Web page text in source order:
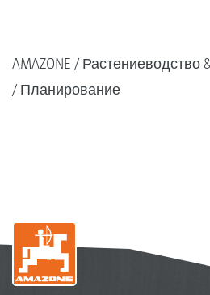
AMAZONE
Растениеводство
Планирование